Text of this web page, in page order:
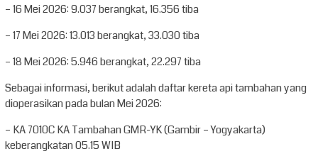
– 16 Mei 2026: 9.037 berangkat, 16.356 tiba
– 17 Mei 2026: 13.013 berangkat, 33.030 tiba
– 18 Mei 2026: 5.946 berangkat, 22.297 tiba
Sebagai informasi, berikut adalah daftar kereta api tambahan yang
dioperasikan pada bulan Mei 2026:
– KA 7010C KA Tambahan GMR-YK (Gambir – Yogyakarta)
keberangkatan 05.15 WIB